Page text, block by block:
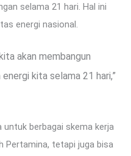
selama 21 hari. Hal ini
energi nasional.
akan membangun
kita selama 21 hari,”
untuk berbagai skema kerja
Pertamina, tetapi juga bisa